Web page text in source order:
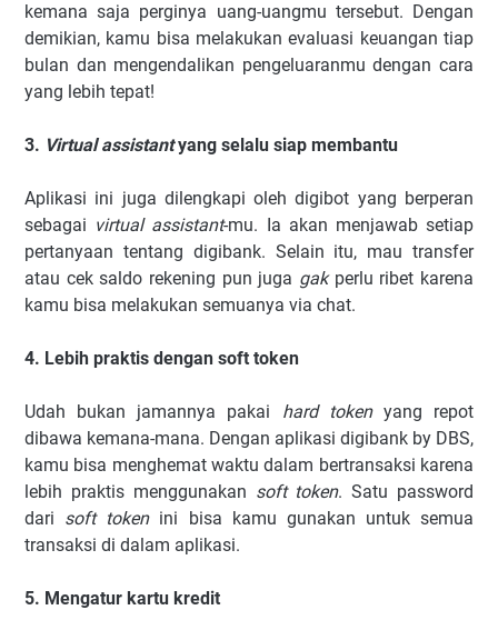
kemana saja perginya uang-uangmu tersebut. Dengan
demikian, kamu bisa melakukan evaluasi keuangan tiap
bulan dan mengendalikan pengeluaranmu dengan cara
yang lebih tepat!
3. Virtual assistantyang selalu siap membantu
Aplikasi ini juga dilengkapi oleh digibot yang berperan
sebagai virtual assistant-mu. Ia akan menjawab setiap
pertanyaan tentang digibank. Selain itu, mau transfer
atau cek saldo rekening pun juga gakperlu ribet karena
kamu bisa melakukan semuanya via chat.
4. Lebih praktis dengan soft token
Udah bukan jamannya pakai hard tokenyang repot
dibawa kemana-mana. Dengan aplikasi digibank by DBS,
kamu bisa menghemat waktu dalam bertransaksi karena
lebih praktis menggunakan soft token. Satu password
dari soft tokenini bisa kamu gunakan untuk semua
transaksi di dalam aplikasi.
5. Mengatur kartu kredit